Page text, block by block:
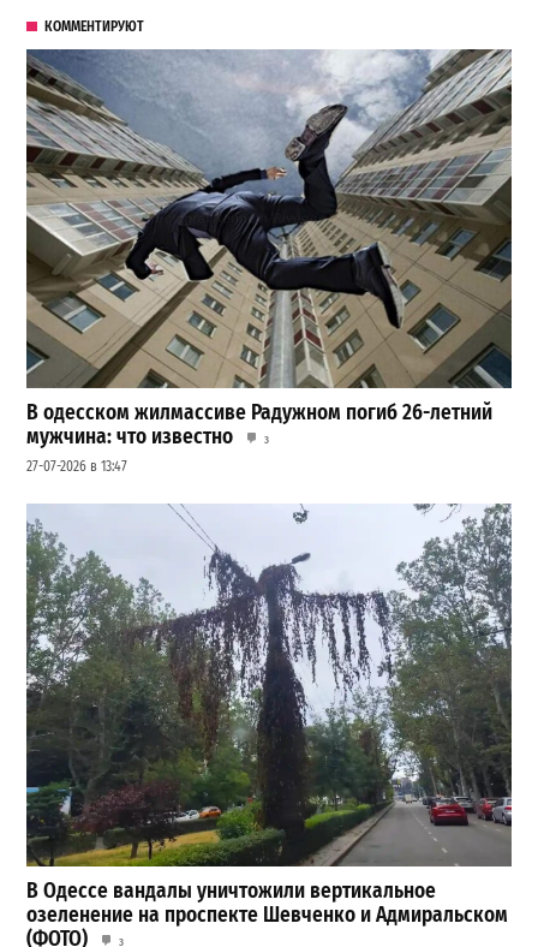
КОММЕНТИРУЮТ
В одесском жилмассиве Радужном погиб 26-летний
мужчина: что известно
3
27-07-2026 в 13:47
В Одессе вандалы уничтожили вертикальное
озеленение на проспекте Шевченко и Адмиральском
(ФОТО)
3